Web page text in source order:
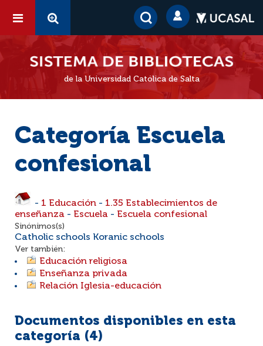
de la Universidad Católica de Salta
Categoría Escuela
confesional
- 1 Educación - 1.35 Establecimientos de
enseñanza - Escuela - Escuela confesional
Sinónimos(s)
Catholic schools Koranic schools
Ver también:
Educación religiosa
Enseñanza privada
Relación Iglesia-educación
Documentos disponibles en esta
categoría (4)